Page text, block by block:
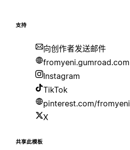
支持
向创作者发送邮件
fromyeni.gumroad.com
Instagram
TikTok
pinterest.com/fromyeni
X
共享此模板